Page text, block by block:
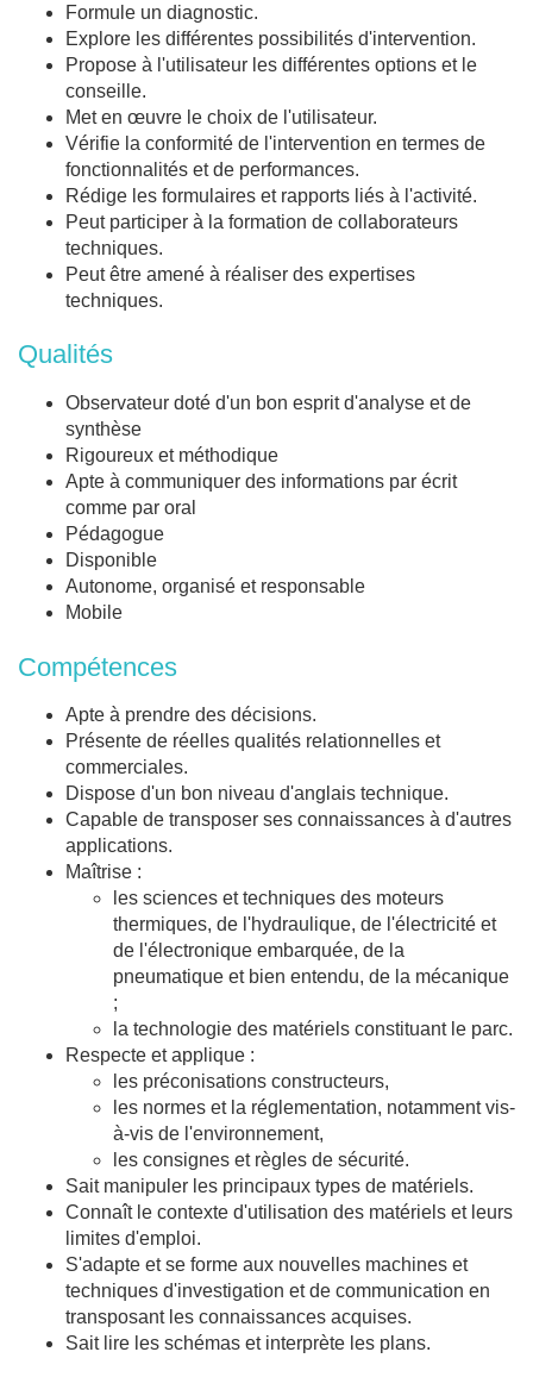
Formule un diagnostic.
Explore les différentes possibilités d'intervention.
Propose à l'utilisateur les différentes options et le
conseille.
Met en œuvre le choix de l'utilisateur.
Vérifie la conformité de l'intervention en termes de
fonctionnalités et de performances.
Rédige les formulaires et rapports liés à l'activité.
Peut participer à la formation de collaborateurs
techniques.
Peut être amené à réaliser des expertises
techniques.
Qualités
Observateur doté d'un bon esprit d'analyse et de
synthèse
Rigoureux et méthodique
Apte à communiquer des informations par écrit
comme par oral
Pédagogue
Disponible
Autonome, organisé et responsable
Mobile
Compétences
Apte à prendre des décisions.
Présente de réelles qualités relationnelles et
commerciales.
Dispose d'un bon niveau d'anglais technique.
Capable de transposer ses connaissances à d'autres
applications.
Maîtrise :
les sciences et techniques des moteurs
thermiques, de l'hydraulique, de l'électricité et
de l'électronique embarquée, de la
pneumatique et bien entendu, de la mécanique
;
la technologie des matériels constituant le parc.
Respecte et applique :
les préconisations constructeurs,
les normes et la réglementation, notamment vis-
à-vis de l'environnement,
les consignes et règles de sécurité.
Sait manipuler les principaux types de matériels.
Connaît le contexte d'utilisation des matériels et leurs
limites d'emploi.
S'adapte et se forme aux nouvelles machines et
techniques d'investigation et de communication en
transposant les connaissances acquises.
Sait lire les schémas et interprète les plans.